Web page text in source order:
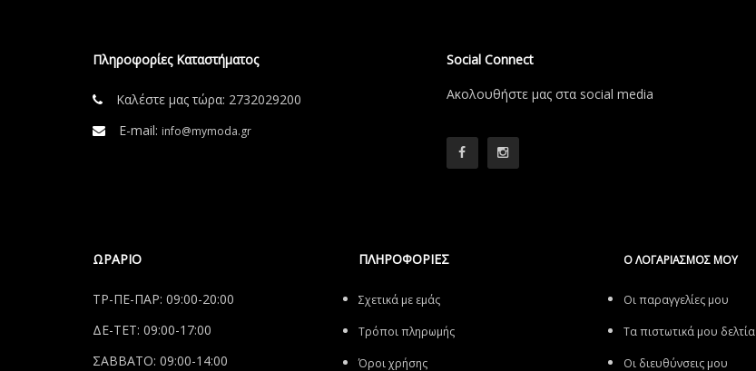
Πληροφορίες Καταστήματος
Καλέστε μας τώρα: 2732029200
E-mail: info@mymoda.gr
Social Connect
Aκολουθήστε μας στα social media
ΩΡΑΡΙΟ
ΤΡ-ΠΕ-ΠΑΡ: 09:00-20:00
ΔΕ-ΤΕΤ: 09:00-17:00
ΣΑΒΒΑΤΟ: 09:00-14:00
ΠΛΗΡΟΦΟΡΙΕΣ
Σχετικά με εμάς
Tρόποι πληρωμής
Όροι χρήσης
Ο ΛΟΓΑΡΙΑΣΜΌΣ ΜΟΥ
Οι παραγγελίες μου
Τα πιστωτικά μου δελτία
Οι διευθύνσεις μου